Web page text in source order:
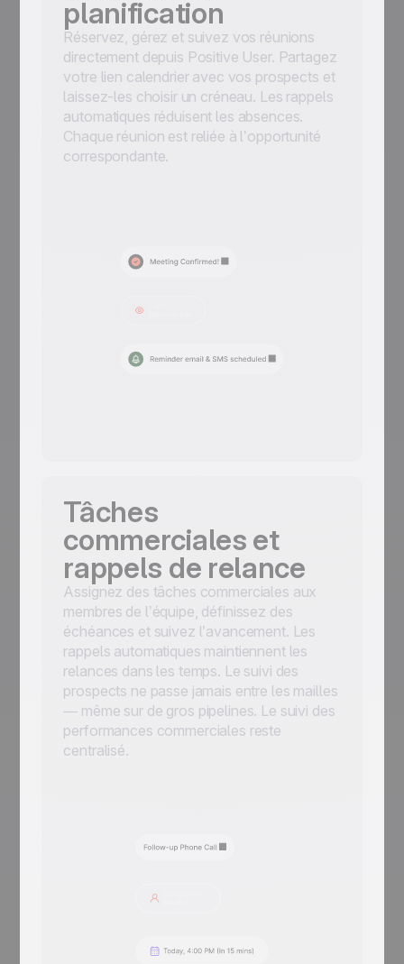
planification
Réservez, gérez et suivez vos réunions
directement depuis Positive User. Partagez
votre lien calendrier avec vos prospects et
laissez-les choisir un créneau. Les rappels
automatiques réduisent les absences.
Chaque réunion est reliée à l’opportunité
correspondante.
Tâches
commerciales et
rappels de relance
Assignez des tâches commerciales aux
membres de l’équipe, définissez des
échéances et suivez l’avancement. Les
rappels automatiques maintiennent les
relances dans les temps. Le suivi des
prospects ne passe jamais entre les mailles
— même sur de gros pipelines. Le suivi des
performances commerciales reste
centralisé.